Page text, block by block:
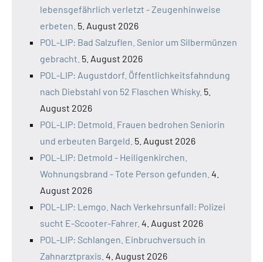
lebensgefährlich verletzt - Zeugenhinweise
erbeten. 5. August 2026
POL-LIP: Bad Salzuflen. Senior um Silbermünzen
gebracht. 5. August 2026
POL-LIP: Augustdorf. Öffentlichkeitsfahndung
nach Diebstahl von 52 Flaschen Whisky. 5.
August 2026
POL-LIP: Detmold. Frauen bedrohen Seniorin
und erbeuten Bargeld. 5. August 2026
POL-LIP: Detmold - Heiligenkirchen.
Wohnungsbrand - Tote Person gefunden. 4.
August 2026
POL-LIP: Lemgo. Nach Verkehrsunfall: Polizei
sucht E-Scooter-Fahrer. 4. August 2026
POL-LIP: Schlangen. Einbruchversuch in
Zahnarztpraxis. 4. August 2026